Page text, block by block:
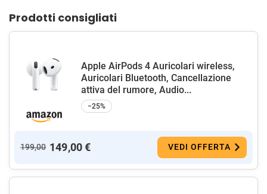
Prodotti consigliati
Apple AirPods 4 Auricolari wireless,
Auricolari Bluetooth, Cancellazione
attiva del rumore, Audio...
−25%
199,00 149,00 € VEDI OFFERTA